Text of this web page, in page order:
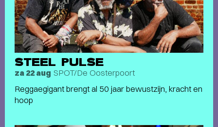
STEEL PULSE
za 22 aug SPOT/De Oosterpoort
Reggaegigant brengt al 50 jaar bewustzijn, kracht en
hoop